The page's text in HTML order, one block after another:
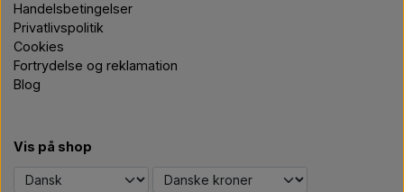
Handelsbetingelser
Privatlivspolitik
Cookies
Fortrydelse og reklamation
Blog
Vis på shop